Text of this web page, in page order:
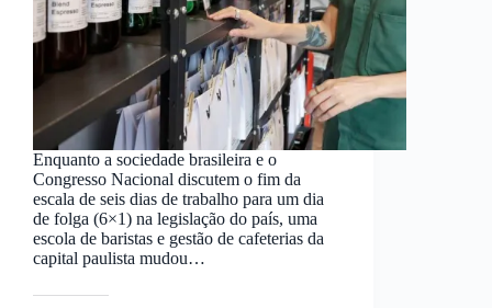
Enquanto a sociedade brasileira e o
Congresso Nacional discutem o fim da
escala de seis dias de trabalho para um dia
de folga (6×1) na legislação do país, uma
escola de baristas e gestão de cafeterias da
capital paulista mudou…